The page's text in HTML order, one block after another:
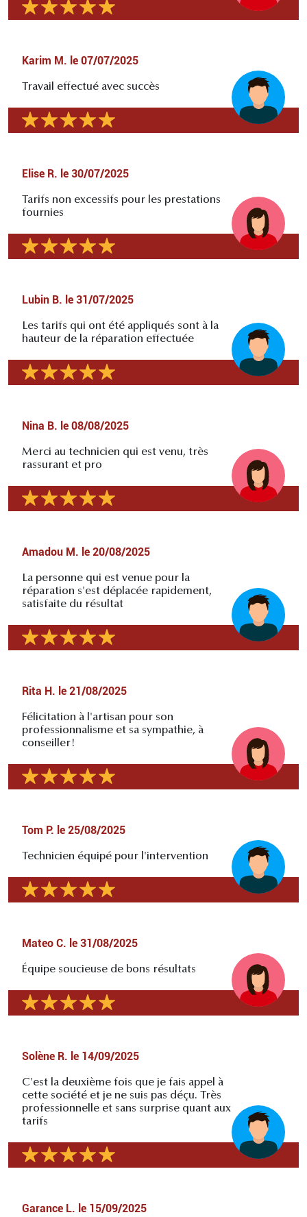
Karim M. le 07/07/2025
Travail effectué avec succès
Elise R. le 30/07/2025
Tarifs non excessifs pour les prestations
fournies
Lubin B. le 31/07/2025
Les tarifs qui ont été appliqués sont à la
hauteur de la réparation effectuée
Nina B. le 08/08/2025
Merci au technicien qui est venu, très
rassurant et pro
Amadou M. le 20/08/2025
La personne qui est venue pour la
réparation s'est déplacée rapidement,
satisfaite du résultat
Rita H. le 21/08/2025
Félicitation à l'artisan pour son
professionnalisme et sa sympathie, à
conseiller!
Tom P. le 25/08/2025
Technicien équipé pour l'intervention
Mateo C. le 31/08/2025
Équipe soucieuse de bons résultats
Solène R. le 14/09/2025
C'est la deuxième fois que je fais appel à
cette société et je ne suis pas déçu. Très
professionnelle et sans surprise quant aux
tarifs
Garance L. le 15/09/2025